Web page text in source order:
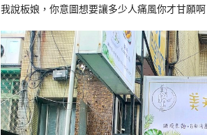
我說板娘，你意圖想要讓多少人痛風你才甘願